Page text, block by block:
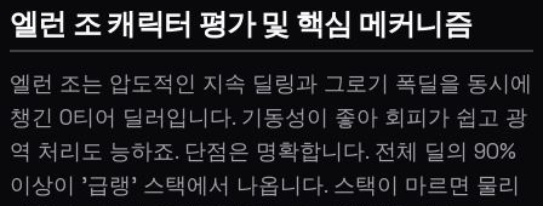
엘런 조 캐릭터 평가 및 핵심 메커니즘
엘런 조는 압도적인 지속 딜링과 그로기 폭딜을 동시에
챙긴 0티어 딜러입니다. 기동성이 좋아 회피가 쉽고 광
역 처리도 능하죠. 단점은 명확합니다. 전체 딜의 90%
이상이 '급랭' 스택에서 나옵니다. 스택이 마르면 물리